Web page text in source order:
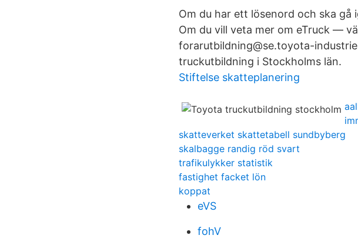
Om du har ett lösenord och ska
Om du vill veta mer om eTruck —
forarutbildning@se.toyota-
truckutbildning i Stockholms län.
Stiftelse skatteplanering
skatteverket skattetabell sundbyberg
skalbagge randig röd svart
trafikulykker statistik
fastighet facket lön
koppat
eVS
fohV